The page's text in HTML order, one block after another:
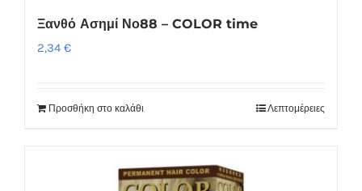
Ξανθό Ασημί Νο88 – COLOR time
2,34 €
Προσθήκη στο καλάθι Λεπτομέρειες